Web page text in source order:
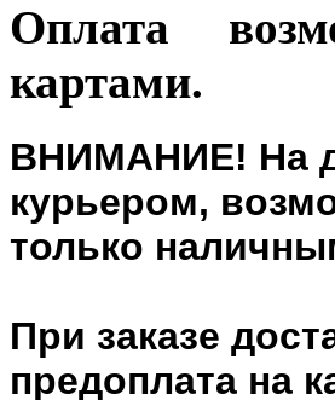
Оплата
картами.
ВНИМАНИЕ! На
курьером,
только
При заказе
предоплата на